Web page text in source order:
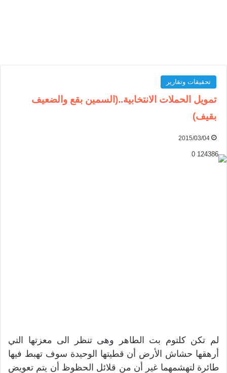
تحقيقات وتقارير
تمويل الحملات الانتخابية..(السمين بقع والضعيف
بقيف)
2015/03/04
لم تكن كلتوم بت الطاهر وهى تنظر الى معزتها التي
أرهقها حشاش الأرض أن قطيتها الوحيدة سوف تهبط فيها
طائرة لتهشمهما غير أن من قلائل الحظوظ أن يتم تعويض